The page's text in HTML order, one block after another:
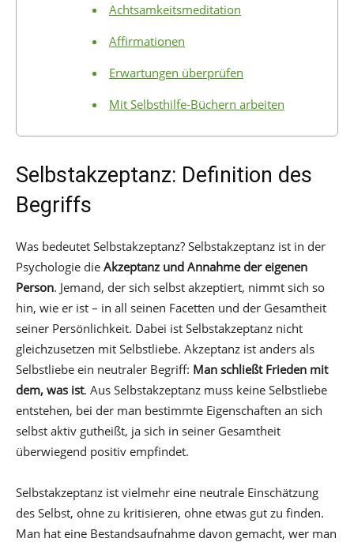
Achtsamkeitsmeditation
Affirmationen
Erwartungen überprüfen
Mit Selbsthilfe-Büchern arbeiten
Selbstakzeptanz: Definition des
Begriffs
Was bedeutet Selbstakzeptanz? Selbstakzeptanz ist in der
Psychologie die Akzeptanz und Annahme der eigenen
Person. Jemand, der sich selbst akzeptiert, nimmt sich so
hin, wie er ist – in all seinen Facetten und der Gesamtheit
seiner Persönlichkeit. Dabei ist Selbstakzeptanz nicht
gleichzusetzen mit Selbstliebe. Akzeptanz ist anders als
Selbstliebe ein neutraler Begriff: Man schließt Frieden mit
dem, was ist. Aus Selbstakzeptanz muss keine Selbstliebe
entstehen, bei der man bestimmte Eigenschaften an sich
selbst aktiv gutheißt, ja sich in seiner Gesamtheit
überwiegend positiv empfindet.
Selbstakzeptanz ist vielmehr eine neutrale Einschätzung
des Selbst, ohne zu kritisieren, ohne etwas gut zu finden.
Man hat eine Bestandsaufnahme davon gemacht, wer man